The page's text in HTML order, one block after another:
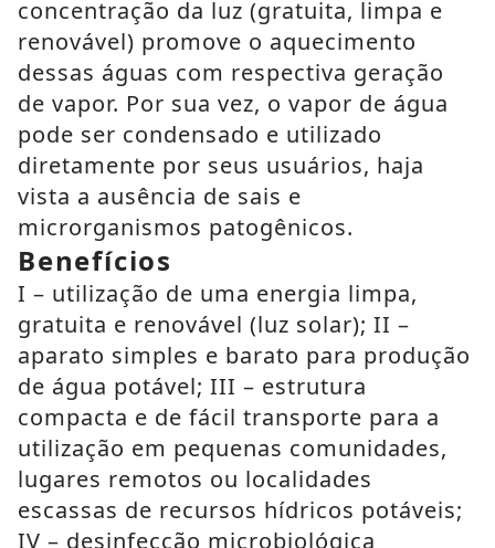
concentração da luz (gratuita, limpa e
renovável) promove o aquecimento
dessas águas com respectiva geração
de vapor. Por sua vez, o vapor de água
pode ser condensado e utilizado
diretamente por seus usuários, haja
vista a ausência de sais e
microrganismos patogênicos.
Benefícios
I – utilização de uma energia limpa,
gratuita e renovável (luz solar); II –
aparato simples e barato para produção
de água potável; III – estrutura
compacta e de fácil transporte para a
utilização em pequenas comunidades,
lugares remotos ou localidades
escassas de recursos hídricos potáveis;
IV – desinfecção microbiológica